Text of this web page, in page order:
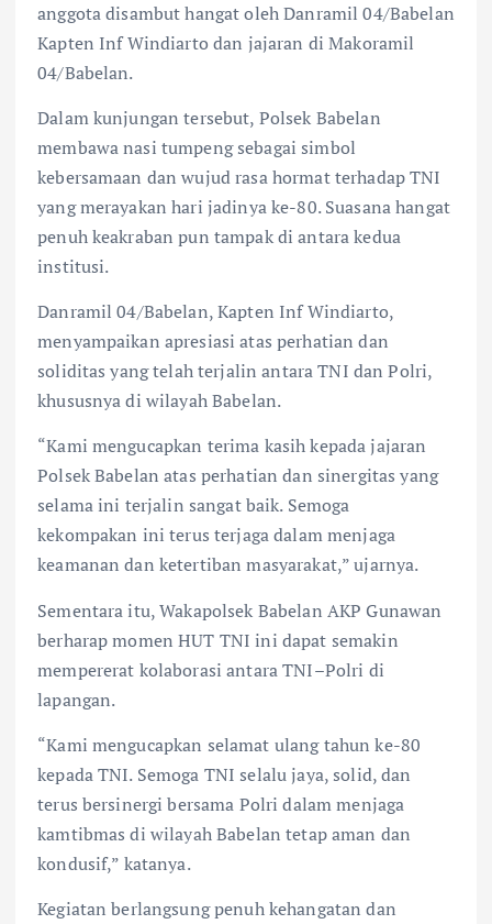
anggota disambut hangat oleh Danramil 04/Babelan
Kapten Inf Windiarto dan jajaran di Makoramil
04/Babelan.
Dalam kunjungan tersebut, Polsek Babelan
membawa nasi tumpeng sebagai simbol
kebersamaan dan wujud rasa hormat terhadap TNI
yang merayakan hari jadinya ke-80. Suasana hangat
penuh keakraban pun tampak di antara kedua
institusi.
Danramil 04/Babelan, Kapten Inf Windiarto,
menyampaikan apresiasi atas perhatian dan
soliditas yang telah terjalin antara TNI dan Polri,
khususnya di wilayah Babelan.
“Kami mengucapkan terima kasih kepada jajaran
Polsek Babelan atas perhatian dan sinergitas yang
selama ini terjalin sangat baik. Semoga
kekompakan ini terus terjaga dalam menjaga
keamanan dan ketertiban masyarakat,” ujarnya.
Sementara itu, Wakapolsek Babelan AKP Gunawan
berharap momen HUT TNI ini dapat semakin
mempererat kolaborasi antara TNI–Polri di
lapangan.
“Kami mengucapkan selamat ulang tahun ke-80
kepada TNI. Semoga TNI selalu jaya, solid, dan
terus bersinergi bersama Polri dalam menjaga
kamtibmas di wilayah Babelan tetap aman dan
kondusif,” katanya.
Kegiatan berlangsung penuh kehangatan dan